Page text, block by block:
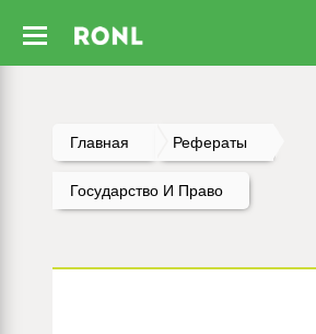
Главная Рефераты
Государство И Право